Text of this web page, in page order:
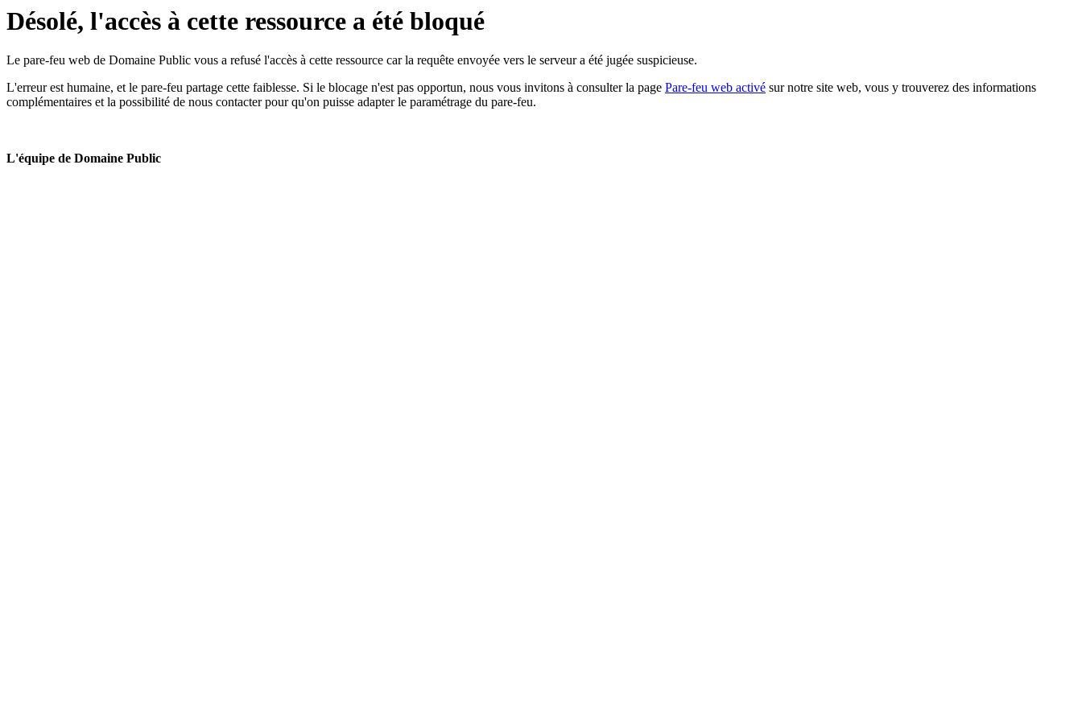
Désolé, l'accès à cette ressource a été bloqué
Le pare-feu web de Domaine Public vous a refusé l'accès à cette ressource car la requête envoyée vers le serveur a été jugée suspicieuse.
L'erreur est humaine, et le pare-feu partage cette faiblesse. Si le blocage n'est pas opportun, nous vous invitons à consulter la page Pare-feu web activé sur notre site web, vous y trouverez des informations
complémentaires et la possibilité de nous contacter pour qu'on puisse adapter le paramétrage du pare-feu.
L'équipe de Domaine Public